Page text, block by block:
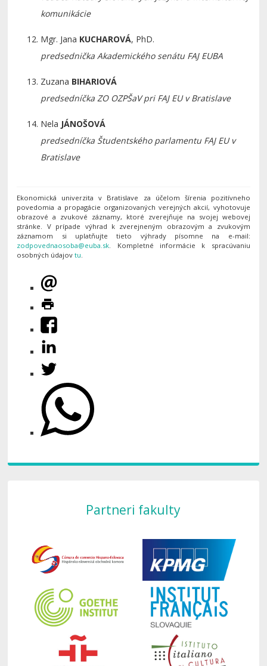
komunikácie
Mgr. Jana KUCHAROVÁ, PhD.
predsednička Akademického senátu FAJ EUBA
Zuzana BIHARIOVÁ
predsedníčka ZO OZPŠaV pri FAJ EU v Bratislave
Nela JÁNOŠOVÁ
predsedníčka Študentského parlamentu FAJ EU v
Bratislave
Ekonomická univerzita v Bratislave za účelom šírenia pozitívneho
povedomia a propagácie organizovaných verejných akcií, vyhotovuje
obrazové a zvukové záznamy, ktoré zverejňuje na svojej webovej
stránke. V prípade výhrad k zverejneným obrazovým a zvukovým
záznamom si uplatňujte tieto výhrady písomne na e-mail:
. Kompletné informácie k spracúvaniu
osobných údajovtu.
Partneri fakulty